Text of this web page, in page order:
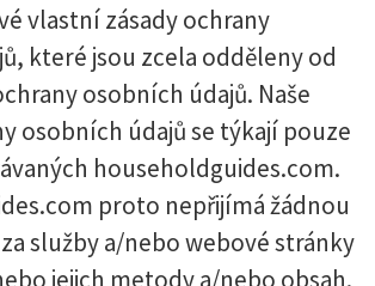
vlastní zásady ochrany
které jsou zcela odděleny od
osobních údajů. Naše
osobních údajů se týkají pouze
householdguides.com.
proto nepřijímá žádnou
služby a/nebo webové stránky
jejich metody a/nebo obsah.